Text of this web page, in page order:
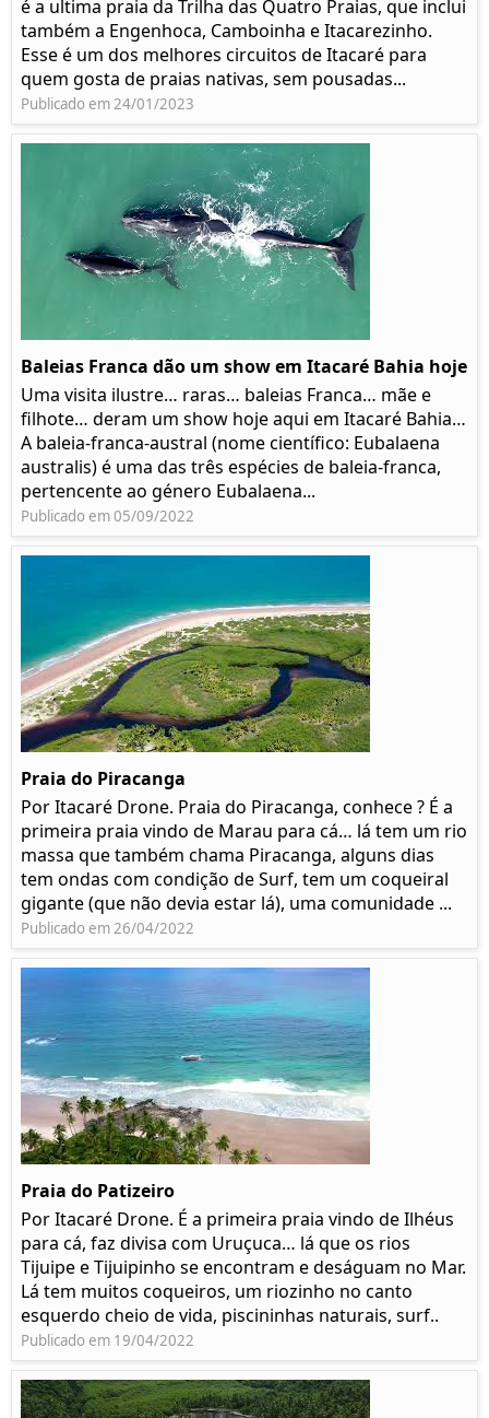
é a ultima praia da Trilha das Quatro Praias, que inclui
também a Engenhoca, Camboinha e Itacarezinho.
Esse é um dos melhores circuitos de Itacaré para
quem gosta de praias nativas, sem pousadas...
Publicado em 24/01/2023
Baleias Franca dão um show em Itacaré Bahia hoje
Uma visita ilustre… raras… baleias Franca… mãe e
filhote… deram um show hoje aqui em Itacaré Bahia…
A baleia-franca-austral (nome científico: Eubalaena
australis) é uma das três espécies de baleia-franca,
pertencente ao género Eubalaena...
Publicado em 05/09/2022
Praia do Piracanga
Por Itacaré Drone. Praia do Piracanga, conhece ? É a
primeira praia vindo de Marau para cá… lá tem um rio
massa que também chama Piracanga, alguns dias
tem ondas com condição de Surf, tem um coqueiral
gigante (que não devia estar lá), uma comunidade ...
Publicado em 26/04/2022
Praia do Patizeiro
Por Itacaré Drone. É a primeira praia vindo de Ilhéus
para cá, faz divisa com Uruçuca… lá que os rios
Tijuipe e Tijuipinho se encontram e deságuam no Mar.
Lá tem muitos coqueiros, um riozinho no canto
esquerdo cheio de vida, piscininhas naturais, surf..
Publicado em 19/04/2022